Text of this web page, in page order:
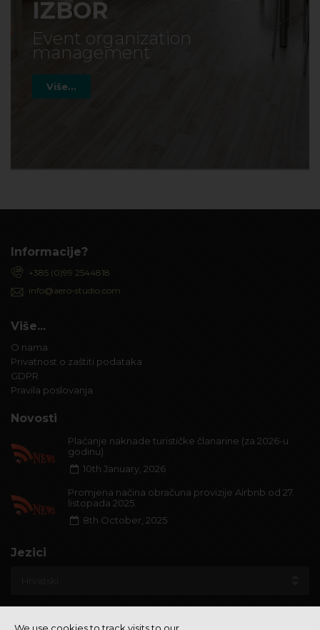
IZBOR
Event organization
management
Više...
Informacije?
+385 (0)99 2544818
info@aero-studio.com
Više...
O nama
Privatnost o zaštiti podataka
GDPR
Pravila poslovanja
Novosti
Plaćanje naknade turističke članarine (za 2026-u
godinu)
10th January, 2026
Promjena načina obračuna provizije Airbnb od 27.
listopada 2025.
8th October, 2025
Jezici